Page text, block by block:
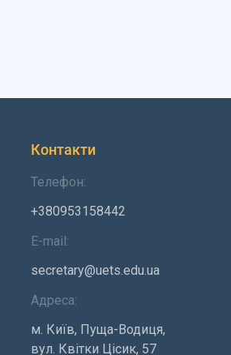
Контакти
Телефон:
+380953158442
E-mail:
secretary@uets.edu.ua
Адреса:
м. Київ, Пуща-Водиця,
вул. Квітки Цісик, 57